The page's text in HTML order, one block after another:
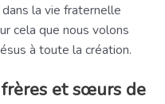
la vie fraternelle
cela que nous volons
à toute la création.
et sœurs de